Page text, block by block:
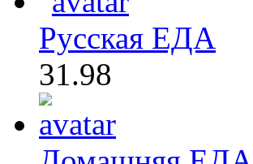
Русская ЕДА
31.98